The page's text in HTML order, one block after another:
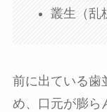
叢生（乱
前に出ている歯
め、口元が膨ら